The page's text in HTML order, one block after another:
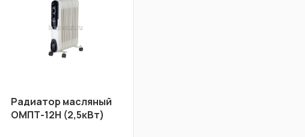
Радиатор масляный
ОМПТ-12Н (2,5кВт)